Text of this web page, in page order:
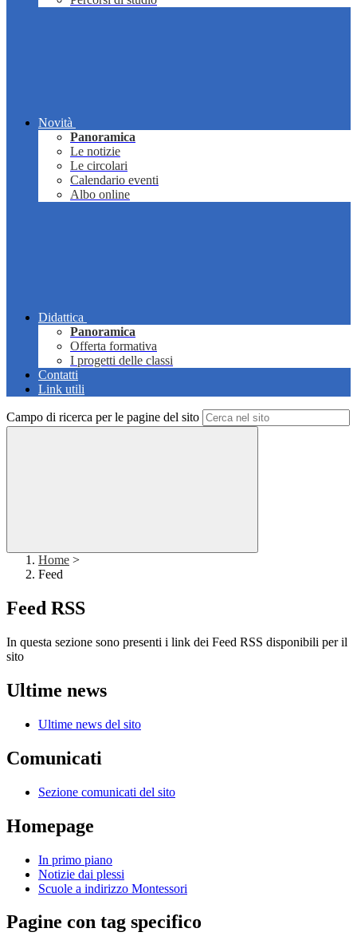
Novità
Panoramica
Le notizie
Le circolari
Calendario eventi
Albo online
Didattica
Panoramica
Offerta formativa
I progetti delle classi
Contatti
Link utili
Campo di ricerca per le pagine del sito
Home >
Feed
Feed RSS
In questa sezione sono presenti i link dei Feed RSS disponibili per il
sito
Ultime news
Ultime news del sito
Comunicati
Sezione comunicati del sito
Homepage
In primo piano
Notizie dai plessi
Scuole a indirizzo Montessori
Pagine con tag specifico